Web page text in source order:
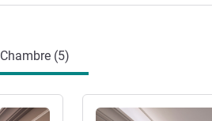
Chambre (5)
Voir les détails